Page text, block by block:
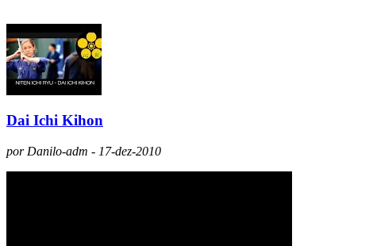
Dai Ichi Kihon
por Danilo-adm - 17-dez-2010